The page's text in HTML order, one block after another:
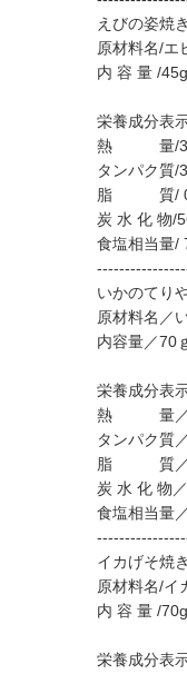
えびの姿焼き
原材料名/エ
内 容 量 /45g
栄養成分表
熱 量/
タンパク質/
脂 質/
炭 水 化 物/
食塩相当量/
いかのてり
原材料名／
内容量／70ｇ
栄養成分表
熱 量／
タンパク質
脂 質／
炭 水 化 物
食塩相当量
イカげそ焼き
原材料名/イ
内 容 量 /70g
栄養成分表